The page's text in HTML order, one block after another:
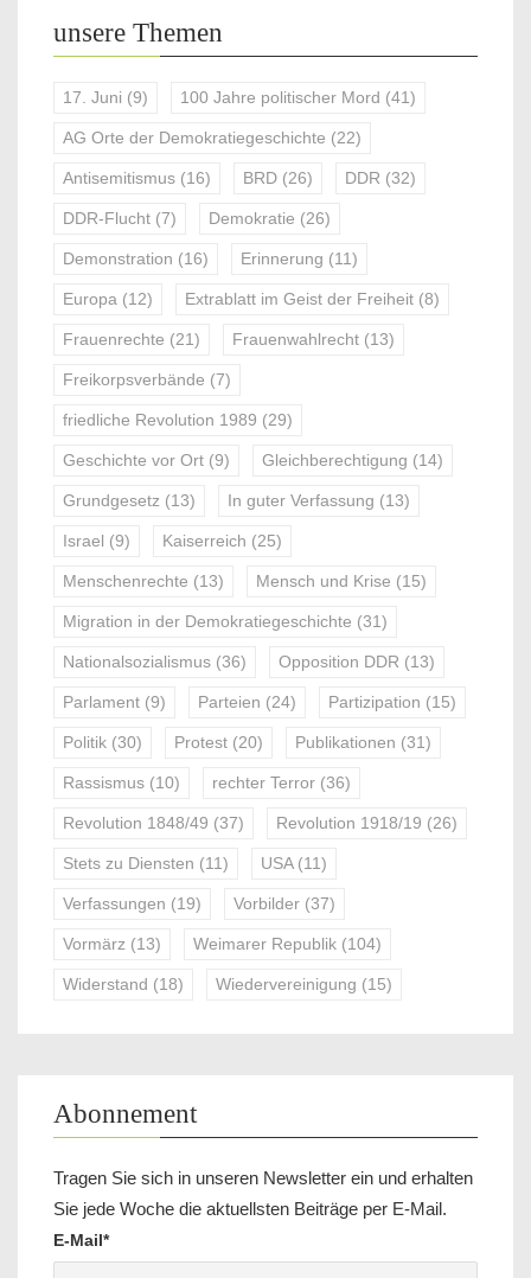
unsere Themen
17. Juni (9) 100 Jahre politischer Mord (41)
AG Orte der Demokratiegeschichte (22)
Antisemitismus (16) BRD (26) DDR (32)
DDR-Flucht (7) Demokratie (26)
Demonstration (16) Erinnerung (11)
Europa (12) Extrablatt im Geist der Freiheit (8)
Frauenrechte (21) Frauenwahlrecht (13)
Freikorpsverbände (7)
friedliche Revolution 1989 (29)
Geschichte vor Ort (9) Gleichberechtigung (14)
Grundgesetz (13) In guter Verfassung (13)
Israel (9) Kaiserreich (25)
Menschenrechte (13) Mensch und Krise (15)
Migration in der Demokratiegeschichte (31)
Nationalsozialismus (36) Opposition DDR (13)
Parlament (9) Parteien (24) Partizipation (15)
Politik (30) Protest (20) Publikationen (31)
Rassismus (10) rechter Terror (36)
Revolution 1848/49 (37) Revolution 1918/19 (26)
Stets zu Diensten (11) USA(11)
Verfassungen (19) Vorbilder (37)
Vormärz (13) Weimarer Republik (104)
Widerstand (18) Wiedervereinigung (15)
Abonnement
Tragen Sie sich in unseren Newsletter ein und erhalten
Sie jede Woche die aktuellsten Beiträge per E-Mail.
E-Mail*